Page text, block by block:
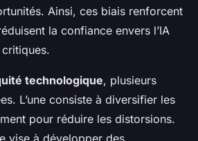
Ainsi, ces biais renforcent
la confiance envers l’IA
technologique, plusieurs
L’une consiste à diversifier les
pour réduire les distorsions.